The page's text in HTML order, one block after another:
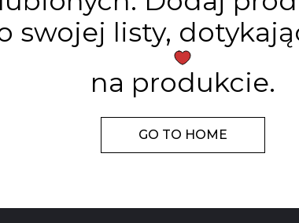
swojej listy,
na produkcie.
GO TO HOME